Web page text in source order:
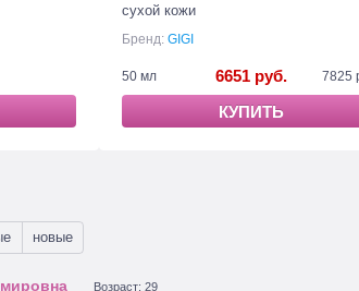
сухой кожи
Бренд: GIGI
50 мл 6651 руб. 7825
КУПИТЬ
новые
Возраст: 29